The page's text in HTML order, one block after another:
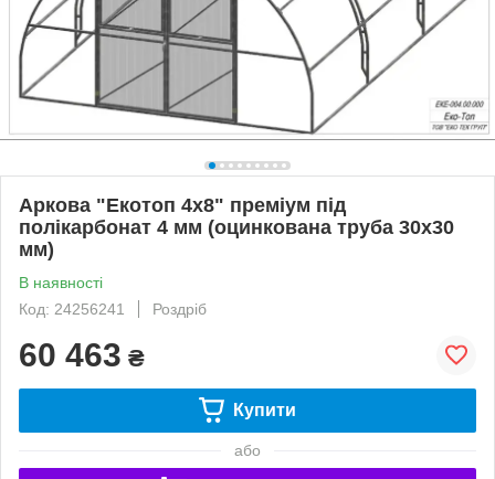
Аркова "Екотоп 4х8" преміум під
полікарбонат 4 мм (оцинкована труба 30х30
мм)
В наявності
Код: 24256241
Роздріб
60 463 ₴
Купити
або